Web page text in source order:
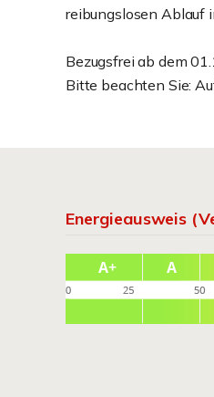
reibungslosen Ablauf
Bezugsfrei ab dem
Bitte beachten Sie:
Energieausweis